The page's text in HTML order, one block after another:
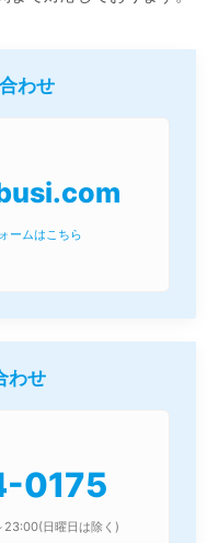
わせ
ームはこちら
わせ
0175
23:00(日曜日は除く)